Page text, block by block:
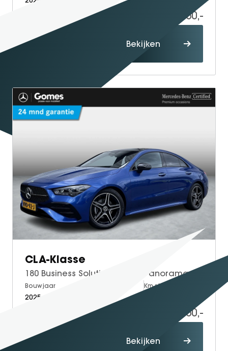
36.950,-
Bekijken
CLA-Klasse
Bouwjaar
2025
Km-stand
42.950,-
Bekijken